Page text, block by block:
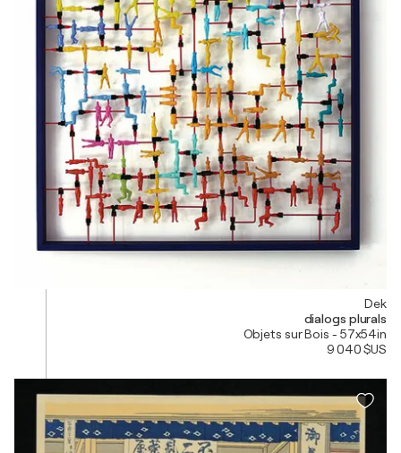
Dek
dialogs plurals
Objets sur Bois - 57x54in
9 040 $US